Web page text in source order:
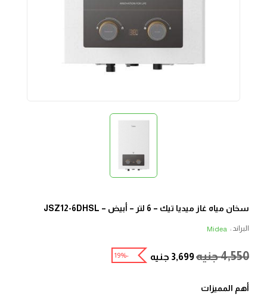
سخان مياه غاز ميديا ​​تيك – 6 لتر – أبيض – JSZ12-6DHSL
البراند : Midea
4,550جنيه3,699 جنيه -19%
أهم المميزات